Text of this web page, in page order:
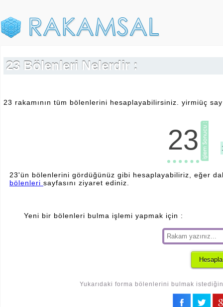
23 Bölenleri Nelerdir :
23 rakamının tüm bölenlerini hesaplayabilirsiniz. yirmiüç
23
23'ün bölenlerini gördüğünüz gibi hesaplayabiliriz, eğer
bölenleri sayfasını ziyaret ediniz.
Yeni bir bölenleri bulma işlemi yapmak için :
Yukarıdaki forma bölenlerini bulmak